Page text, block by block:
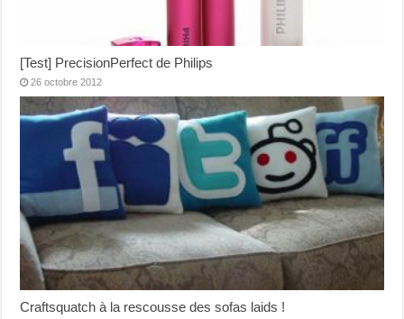
[Test] PrecisionPerfect de Philips
26 octobre 2012
Craftsquatch à la rescousse des sofas laids !